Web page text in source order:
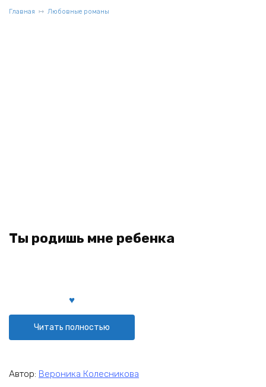
Главная Любовные романы
Ты родишь мне ребенка
Читать полностью
Автор: Вероника Колесникова